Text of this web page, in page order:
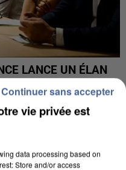
LANCE UN ÉLAN
vie privée est
data processing based on
Store and/or access
Continuer sans accepter